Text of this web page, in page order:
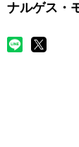
ナルゲス・